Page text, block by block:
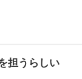
担うらしい